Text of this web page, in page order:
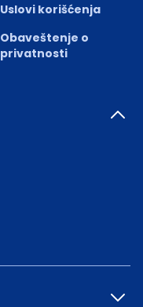
Uslovi korišćenja
Obaveštenje o
privatnosti